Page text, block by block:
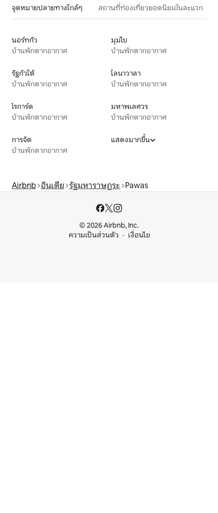
จุดหมายปลายทางใกล้ๆ สถานที่ท่องเที่ยวยอดนิยมในละแวก
นอร์ทกัว
บ้านพักตากอากาศ
มุมไบ
บ้านพักตากอากาศ
รัฐกัวใต้
บ้านพักตากอากาศ
โลนาวาลา
บ้านพักตากอากาศ
ไรการ์ด
บ้านพักตากอากาศ
มหาพเลศวร
บ้านพักตากอากาศ
การจัต
บ้านพักตากอากาศ
แสดงมากขึ้น
Airbnb อินเดีย รัฐมหาราษฏระ Pawas
© 2026 Airbnb, Inc.
ความเป็นส่วนตัว
เงื่อนไข